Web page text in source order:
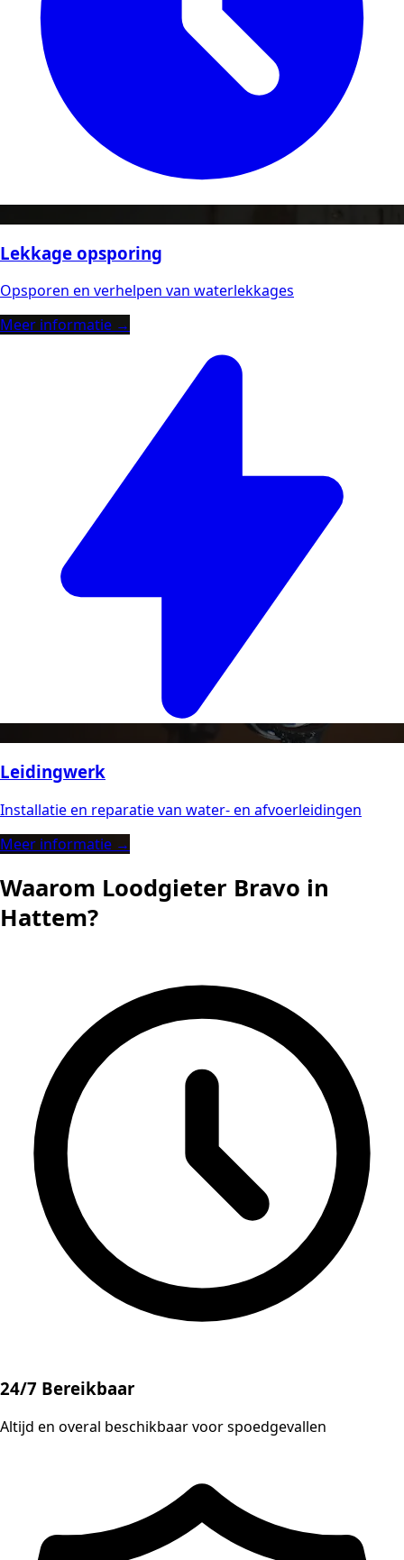
Lekkage opsporing
Opsporen en verhelpen van waterlekkages
Meer informatie →
Leidingwerk
Installatie en reparatie van water- en afvoerleidingen
Meer informatie →
Waarom Loodgieter Bravo in
Hattem?
24/7 Bereikbaar
Altijd en overal beschikbaar voor spoedgevallen